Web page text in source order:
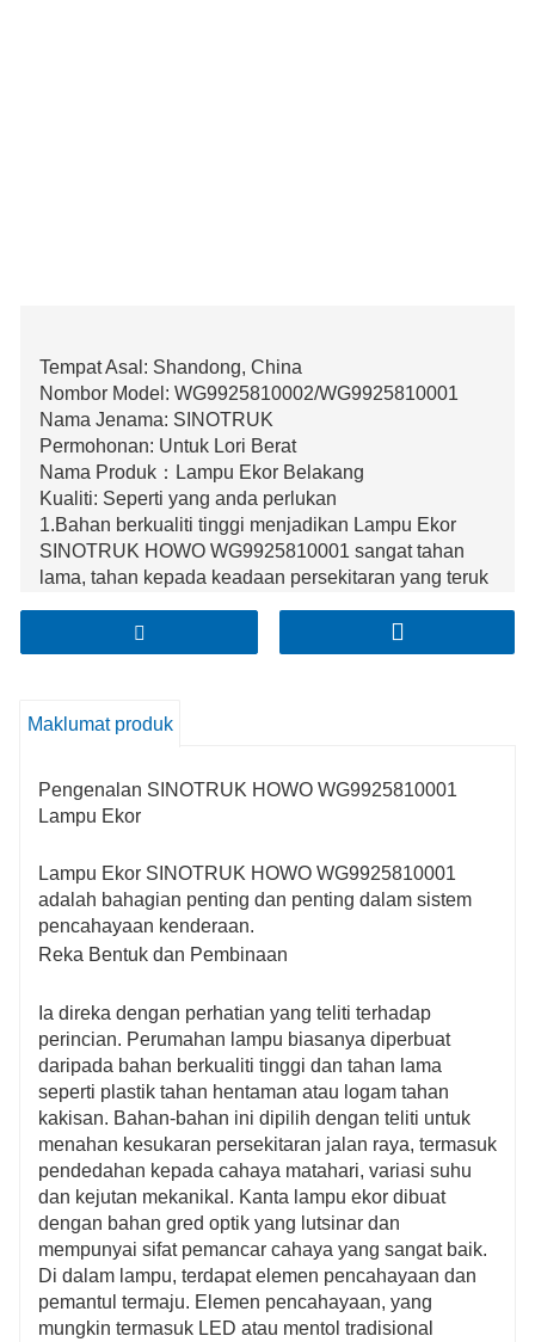
Tempat Asal: Shandong, China
Nombor Model: WG9925810002/WG9925810001
Nama Jenama: SINOTRUK
Permohonan: Untuk Lori Berat
Nama Produk：Lampu Ekor Belakang
Kualiti: Seperti yang anda perlukan
1.Bahan berkualiti tinggi menjadikan Lampu Ekor
SINOTRUK HOWO WG9925810001 sangat tahan
lama, tahan kepada keadaan persekitaran yang teruk
pemanduan.
2. Reka bentuk optiknya yang sangat baik
kenderaan dari jarak jauh, sekali gus meningkatkan
dalam keadaan penglihatan yang lemah.
3. Lampu belakang mempunyai pembuatan yang
model kenderaan, yang bukan sahaja memudahkan
proses pemasangan tetapi juga memastikan prestasi
yang stabil dan sambungan yang tahan lama dalam
sistem elektrik kenderaan.
Maklumat produk
Pengenalan SINOTRUK HOWO WG9925810001
Lampu Ekor
Lampu Ekor SINOTRUK HOWO WG9925810001
adalah bahagian penting dan penting dalam sistem
pencahayaan kenderaan.
Reka Bentuk dan Pembinaan
Ia direka dengan perhatian yang teliti terhadap
perincian. Perumahan lampu biasanya diperbuat
daripada bahan berkualiti tinggi dan tahan lama
seperti plastik tahan hentaman atau logam tahan
kakisan. Bahan-bahan ini dipilih dengan teliti untuk
menahan kesukaran persekitaran jalan raya, termasuk
pendedahan kepada cahaya matahari, variasi suhu
dan kejutan mekanikal. Kanta lampu ekor dibuat
dengan bahan gred optik yang lutsinar dan
mempunyai sifat pemancar cahaya yang sangat baik.
Di dalam lampu, terdapat elemen pencahayaan dan
pemantul termaju. Elemen pencahayaan, yang
mungkin termasuk LED atau mentol tradisional